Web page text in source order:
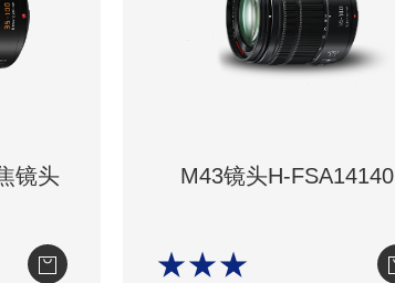
镜头
M43镜头H-FSA14140
★★★